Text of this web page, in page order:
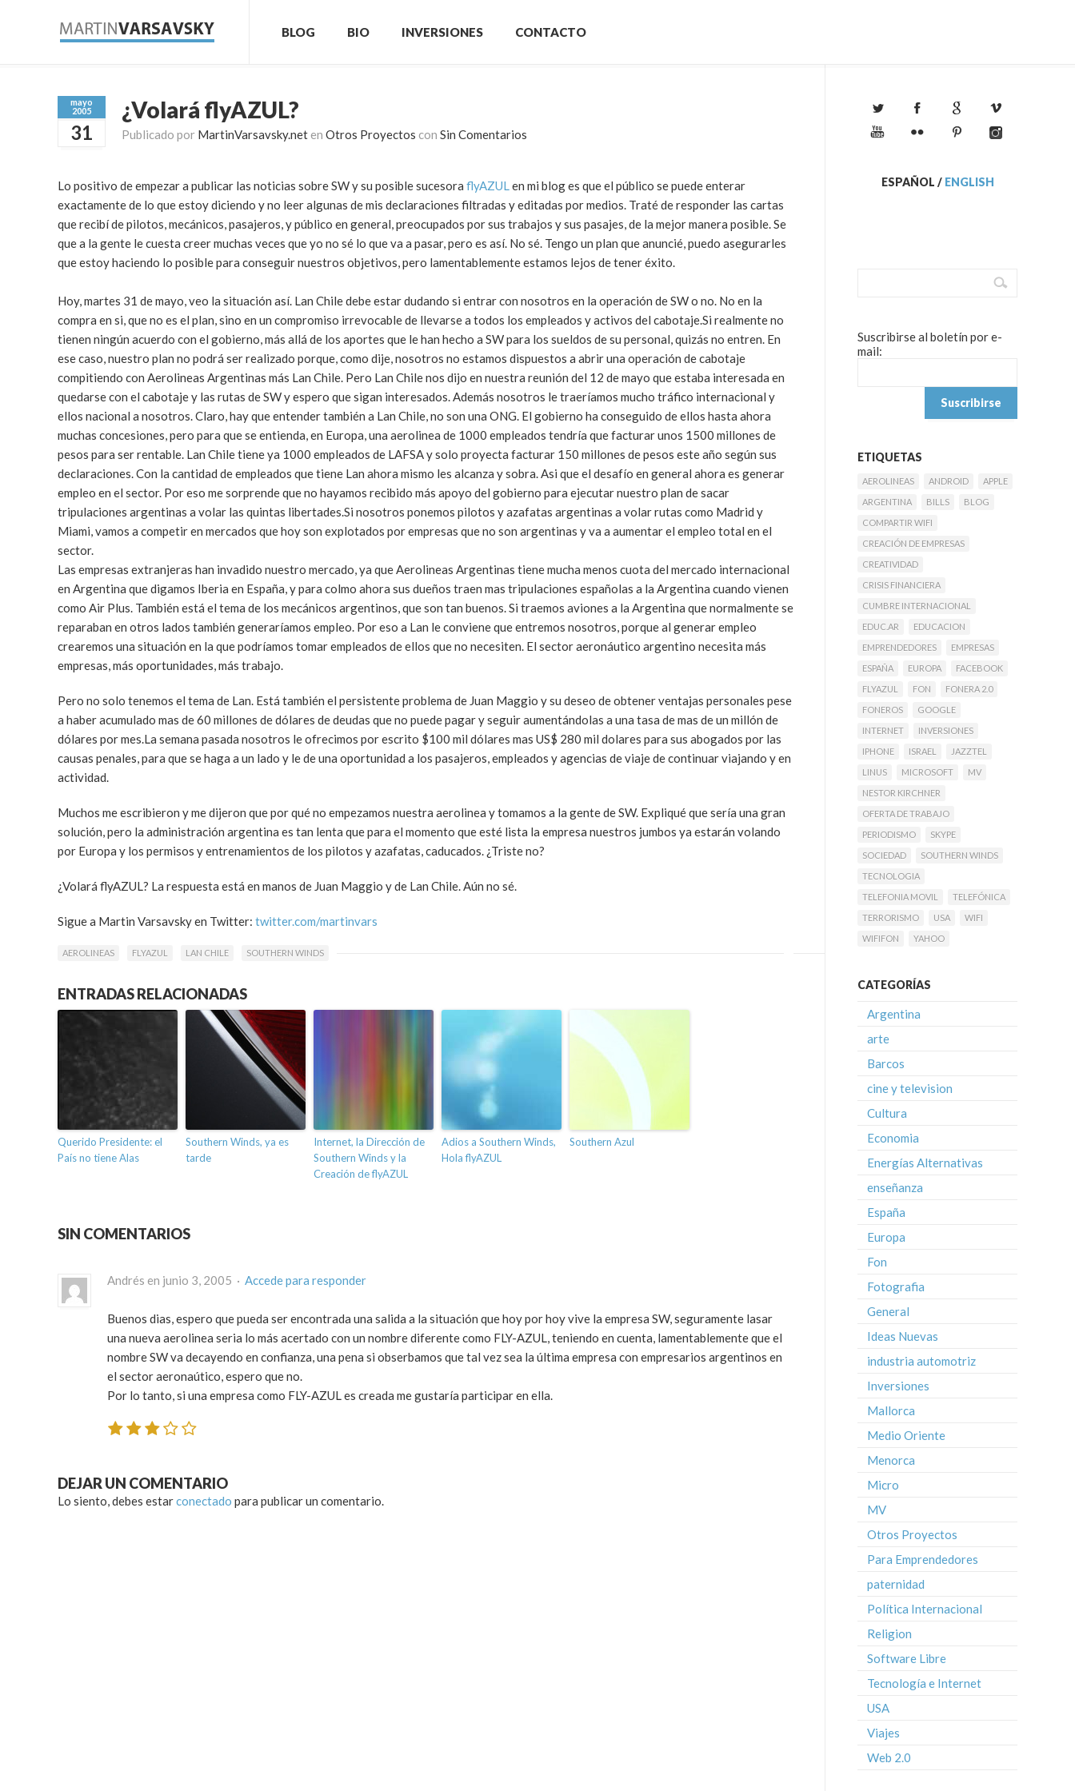
BLOG BIO INVERSIONES CONTACTO
mayo
2005
31
¿Volará flyAZUL?
Publicado por MartinVarsavsky.net en Otros Proyectos con Sin Comentarios
Lo positivo de empezar a publicar las noticias sobre SW y su posible sucesora flyAZULen mi blog es que el público se puede enterar
exactamente de lo que estoy diciendo y no leer algunas de mis declaraciones filtradas y editadas por medios. Traté de responder las cartas
que recibí de pilotos, mecánicos, pasajeros, y público en general, preocupados por sus trabajos y sus pasajes, de la mejor manera posible. Se
que a la gente le cuesta creer muchas veces que yo no sé lo que va a pasar, pero es así. No sé. Tengo un plan que anuncié, puedo asegurarles
que estoy haciendo lo posible para conseguir nuestros objetivos, pero lamentablemente estamos lejos de tener éxito.
Hoy, martes 31 de mayo, veo la situación así. Lan Chile debe estar dudando si entrar con nosotros en la operación de SW o no. No en la
compra en si, que no es el plan, sino en un compromiso irrevocable de llevarse a todos los empleados y activos del cabotaje.Si realmente no
tienen ningún acuerdo con el gobierno, más allá de los aportes que le han hecho a SW para los sueldos de su personal, quizás no entren. En
ese caso, nuestro plan no podrá ser realizado porque, como dije, nosotros no estamos dispuestos a abrir una operación de cabotaje
compitiendo con Aerolineas Argentinas más Lan Chile. Pero Lan Chile nos dijo en nuestra reunión del 12 de mayo que estaba interesada en
quedarse con el cabotaje y las rutas de SW y espero que sigan interesados. Además nosotros le traeríamos mucho tráfico internacional y
ellos nacional a nosotros. Claro, hay que entender también a Lan Chile, no son una ONG. El gobierno ha conseguido de ellos hasta ahora
muchas concesiones, pero para que se entienda, en Europa, una aerolinea de 1000 empleados tendría que facturar unos 1500 millones de
pesos para ser rentable. Lan Chile tiene ya 1000 empleados de LAFSA y solo proyecta facturar 150 millones de pesos este año según sus
declaraciones. Con la cantidad de empleados que tiene Lan ahora mismo les alcanza y sobra. Asi que el desafío en general ahora es generar
empleo en el sector. Por eso me sorprende que no hayamos recibido más apoyo del gobierno para ejecutar nuestro plan de sacar
tripulaciones argentinas a volar las quintas libertades.Si nosotros ponemos pilotos y azafatas argentinas a volar rutas como Madrid y
Miami, vamos a competir en mercados que hoy son explotados por empresas que no son argentinas y va a aumentar el empleo total en el
sector.
Las empresas extranjeras han invadido nuestro mercado, ya que Aerolineas Argentinas tiene mucha menos cuota del mercado internacional
en Argentina que digamos Iberia en España, y para colmo ahora sus dueños traen mas tripulaciones españolas a la Argentina cuando vienen
como Air Plus. También está el tema de los mecánicos argentinos, que son tan buenos. Si traemos aviones a la Argentina que normalmente se
reparaban en otros lados también generaríamos empleo. Por eso a Lan le conviene que entremos nosotros, porque al generar empleo
crearemos una situación en la que podríamos tomar empleados de ellos que no necesiten. El sector aeronáutico argentino necesita más
empresas, más oportunidades, más trabajo.
Pero no solo tenemos el tema de Lan. Está también el persistente problema de Juan Maggio y su deseo de obtener ventajas personales pese
a haber acumulado mas de 60 millones de dólares de deudas que no puede pagar y seguir aumentándolas a una tasa de mas de un millón de
dólares por mes.La semana pasada nosotros le ofrecimos por escrito $100 mil dólares mas US$ 280 mil dolares para sus abogados por las
causas penales, para que se haga a un lado y le de una oportunidad a los pasajeros, empleados y agencias de viaje de continuar viajando y en
actividad.
Muchos me escribieron y me dijeron que por qué no empezamos nuestra aerolinea y tomamos a la gente de SW. Expliqué que sería una gran
solución, pero la administración argentina es tan lenta que para el momento que esté lista la empresa nuestros jumbos ya estarán volando
por Europa y los permisos y entrenamientos de los pilotos y azafatas, caducados. ¿Triste no?
¿Volará flyAZUL? La respuesta está en manos de Juan Maggio y de Lan Chile. Aún no sé.
Sigue a Martin Varsavsky en Twitter: twitter.com/martinvars
AEROLINEAS FLYAZUL LAN CHILE SOUTHERN WINDS
ENTRADAS RELACIONADAS
Querido Presidente: el
País no tiene Alas
Southern Winds, ya es
tarde
Internet, la Dirección de
Southern Winds y la
Creación de flyAZUL
Adios a Southern Winds,
Hola flyAZUL
Southern Azul
SIN COMENTARIOS
Andrés en junio 3, 2005 · Accede para responder
Buenos dias, espero que pueda ser encontrada una salida a la situación que hoy por hoy vive la empresa SW, seguramente lasar
una nueva aerolinea seria lo más acertado con un nombre diferente como FLY-AZUL, teniendo en cuenta, lamentablemente que el
nombre SW va decayendo en confianza, una pena si obserbamos que tal vez sea la última empresa con empresarios argentinos en
el sector aeronaútico, espero que no.
Por lo tanto, si una empresa como FLY-AZUL es creada me gustaría participar en ella.
DEJAR UN COMENTARIO
Lo siento, debes estarconectado para publicar un comentario.
ESPAÑOL / ENGLISH
Suscribirse al boletín por e-
mail:
ETIQUETAS
AEROLINEAS ANDROID
APPLE
ARGENTINA
BILLS
BLOG
COMPARTIR WIFI
CREACIÓN DE EMPRESAS
CREATIVIDAD
CRISIS FINANCIERA
CUMBRE INTERNACIONAL
EDUC.AR
EDUCACION
EMPRENDEDORES
EMPRESAS
ESPAÑA
EUROPA
FACEBOOK
FLYAZUL
FON
FONERA 2.0
FONEROS
GOOGLE
INTERNET
INVERSIONES
IPHONE
ISRAEL
JAZZTEL
LINUS
MICROSOFT
MV
NESTOR KIRCHNER
OFERTA DE TRABAJO
PERIODISMO
SKYPE
SOCIEDAD
SOUTHERN WINDS
TECNOLOGIA
TELEFONIA MOVIL
TELEFÓNICA
TERRORISMO
USA
WIFI
WIFIFON
YAHOO
CATEGORÍAS
Argentina
arte
Barcos
cine y television
Cultura
Economia
Energías Alternativas
enseñanza
España
Europa
Fon
Fotografia
General
Ideas Nuevas
industria automotriz
Inversiones
Mallorca
Medio Oriente
Menorca
Micro
MV
Otros Proyectos
Para Emprendedores
paternidad
Política Internacional
Religion
Software Libre
Tecnología e Internet
USA
Viajes
Web 2.0